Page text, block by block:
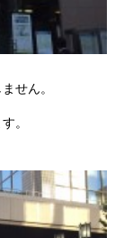
せん。
。